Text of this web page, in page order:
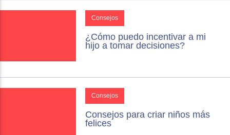
Consejos
¿Cómo puedo incentivar a mi
hijo a tomar decisiones?
Consejos
Consejos para criar niños más
felices